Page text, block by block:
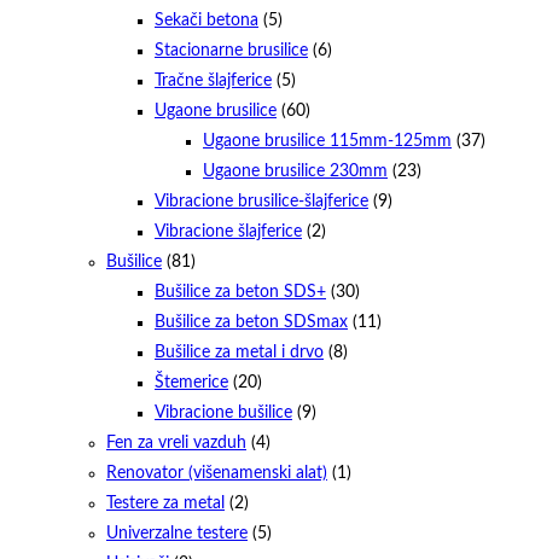
Sekači betona (5)
Stacionarne brusilice (6)
Tračne šlajferice (5)
Ugaone brusilice (60)
Ugaone brusilice 115mm-125mm (37)
Ugaone brusilice 230mm (23)
Vibracione brusilice-šlajferice (9)
Vibracione šlajferice (2)
Bušilice (81)
Bušilice za beton SDS+ (30)
Bušilice za beton SDSmax (11)
Bušilice za metal i drvo (8)
Štemerice (20)
Vibracione bušilice (9)
Fen za vreli vazduh (4)
Renovator (višenamenski alat) (1)
Testere za metal (2)
Univerzalne testere (5)